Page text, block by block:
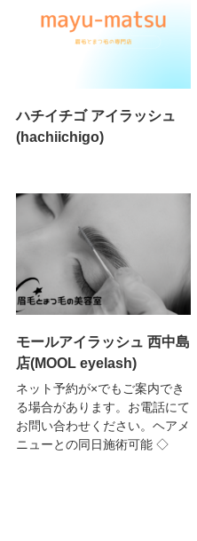
ハチイチゴ アイラッシュ
(hachiichigo)
モールアイラッシュ 西中島
店(MOOL eyelash)
ネット予約が×でもご案内でき
る場合があります。お電話にて
お問い合わせください。ヘアメ
ニューとの同日施術可能 ◇